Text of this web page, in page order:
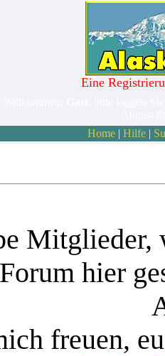
Eine
Home| Hilfe|
Mitglieder,
hier
freuen,